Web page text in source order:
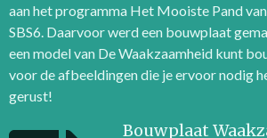
aan het programma Het Mooiste Pand
SBS6. Daarvoor werd een bouwplaat
een model van De Waakzaamheid kunt
voor de afbeeldingen die je ervoor nodig
gerust!
Bouwplaat